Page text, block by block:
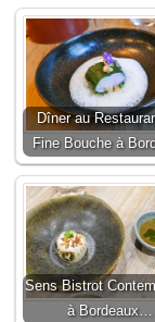
Dîner au
Fine Bouche à
Sens Bistrot
à Bordeaux…